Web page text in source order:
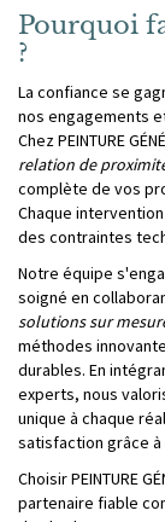
Pourquoi
?
La confiance se
nos engagements
Chez PEINTURE
relation de
complète de vos
Chaque
des contraintes
Notre équipe
soigné en
solutions sur
méthodes
durables. En
experts, nous
unique à chaque
satisfaction grâce
Choisir PEINTURE
partenaire fiable